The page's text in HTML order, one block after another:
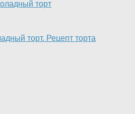
торт. Рецепт торта